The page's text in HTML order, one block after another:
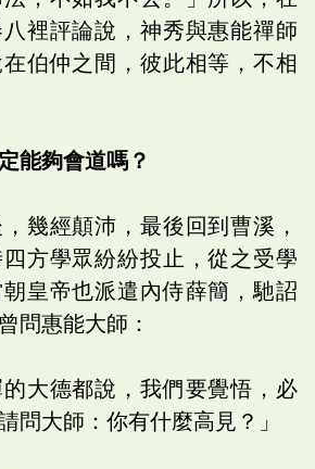
八裡評論說，神秀與惠能禪師
伯仲之間，彼此相等，不相
能夠會道嗎？
幾經顛沛，最後回到曹溪，
方學眾紛紛投止，從之受學
皇帝也派遣內侍薛簡，馳詔
問惠能大師：
的大德都說，我們要覺悟，必
問大師：你有什麼高見？」